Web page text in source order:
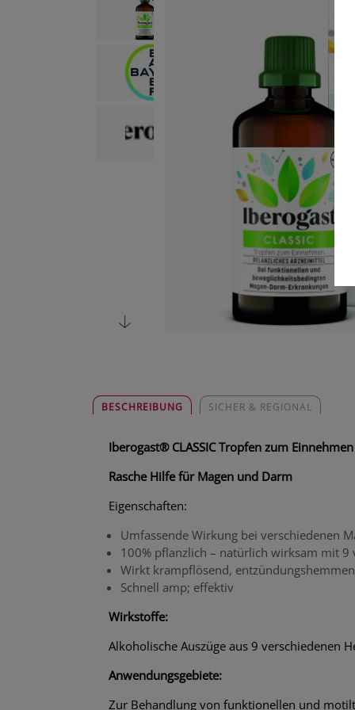
BESCHREIBUNG SICHER & REGIONAL
Iberogast® CLASSIC Tropfen zum Einnehmen
Rasche Hilfe für Magen und Darm
Eigenschaften:
Umfassende Wirkung bei verschiedenen
100% pflanzlich – natürlich wirksam mit 9
Wirkt krampflösend,
Schnell amp; effektiv
Wirkstoffe:
Alkoholische Auszüge aus 9 verschiedenen
Anwendungsgebiete:
Zur Behandlung von funktionellen und